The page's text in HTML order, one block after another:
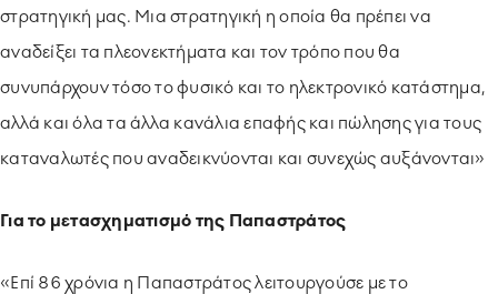
στρατηγική μας. Μια στρατηγική η οποία θα πρέπει να
αναδείξει τα πλεονεκτήματα και τον τρόπο που θα
συνυπάρχουν τόσο το φυσικό και το ηλεκτρονικό κατάστημα,
αλλά και όλα τα άλλα κανάλια επαφής και πώλησης για τους
καταναλωτές που αναδεικνύονται και συνεχώς αυξάνονται»
Για το μετασχηματισμό της Παπαστράτος
«Επί 86 χρόνια η Παπαστράτος λειτουργούσε με το